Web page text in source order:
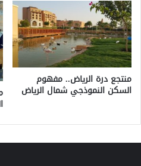
منتجع درة الرياض.. مفهوم
السكن النموذجي شمال الرياض